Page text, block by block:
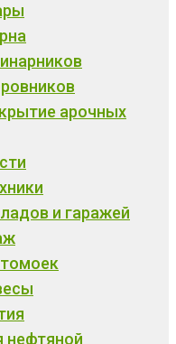
арочных
и гаражей